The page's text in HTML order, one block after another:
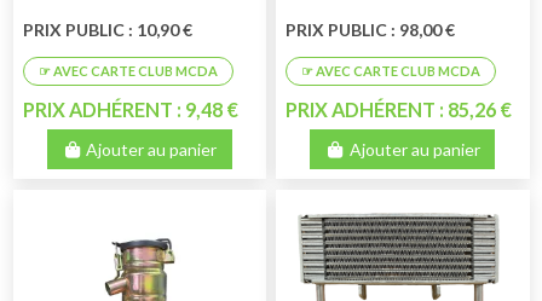
PRIX PUBLIC : 10,90 €
PRIX ADHÉRENT : 9,48 €
Ajouter au panier
PRIX PUBLIC : 98,00 €
PRIX ADHÉRENT : 85,26 €
Ajouter au panier